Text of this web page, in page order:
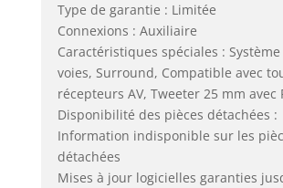
Type de garantie : Limitée
Connexions : Auxiliaire
Caractéristiques spéciales :
voies, Surround, Compatible avec
récepteurs AV, Tweeter 25 mm avec
Disponibilité des pièces détachées :
Information indisponible sur les
détachées
Mises à jour logicielles garanties